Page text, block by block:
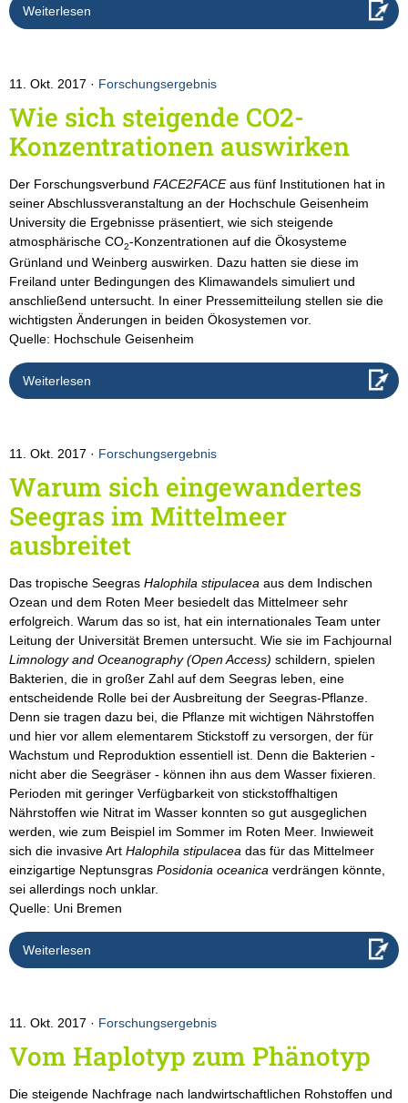
Weiterlesen
11. Okt. 2017 Forschungsergebnis
Wie sich steigende CO2-
Konzentrationen auswirken
Der Forschungsverbund FACE2FACEaus fünf Institutionen hat in
seiner Abschlussveranstaltung an der Hochschule Geisenheim
University die Ergebnisse präsentiert, wie sich steigende
atmosphärische CO2-Konzentrationen auf die Ökosysteme
Grünland und Weinberg auswirken. Dazu hatten sie diese im
Freiland unter Bedingungen des Klimawandels simuliert und
anschließend untersucht. In einer Pressemitteilung stellen sie die
wichtigsten Änderungen in beiden Ökosystemen vor.
Quelle: Hochschule Geisenheim
Weiterlesen
11. Okt. 2017 Forschungsergebnis
Warum sich eingewandertes
Seegras im Mittelmeer
ausbreitet
Das tropische Seegras Halophila stipulacea aus dem Indischen
Ozean und dem Roten Meer besiedelt das Mittelmeer sehr
erfolgreich. Warum das so ist, hat ein internationales Team unter
Leitung der Universität Bremen untersucht. Wie sie im Fachjournal
Limnology and Oceanography (Open Access) schildern, spielen
Bakterien, die in großer Zahl auf dem Seegras leben, eine
entscheidende Rolle bei der Ausbreitung der Seegras-Pflanze.
Denn sie tragen dazu bei, die Pflanze mit wichtigen Nährstoffen
und hier vor allem elementarem Stickstoff zu versorgen, der für
Wachstum und Reproduktion essentiell ist. Denn die Bakterien -
nicht aber die Seegräser - können ihn aus dem Wasser fixieren.
Perioden mit geringer Verfügbarkeit von stickstoffhaltigen
Nährstoffen wie Nitrat im Wasser konnten so gut ausgeglichen
werden, wie zum Beispiel im Sommer im Roten Meer. Inwieweit
sich die invasive Art Halophila stipulacea das für das Mittelmeer
einzigartige Neptunsgras Posidonia oceanica verdrängen könnte,
sei allerdings noch unklar.
Quelle: Uni Bremen
Weiterlesen
11. Okt. 2017 Forschungsergebnis
Vom Haplotyp zum Phänotyp
Die steigende Nachfrage nach landwirtschaftlichen Rohstoffen und